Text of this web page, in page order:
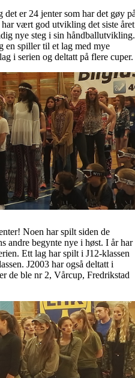
det er 24 jenter som har det gøy
vært god utvikling det siste
nye steg i sin håndballutvikling.
en spiller til et lag med mye
i serien og deltatt på flere cuper.
Noen har spilt siden de
andre begynte nye i høst. I år har
Ett lag har spilt i J12-klassen
J2003 har også deltatt i
de ble nr 2, Vårcup, Fredrikstad